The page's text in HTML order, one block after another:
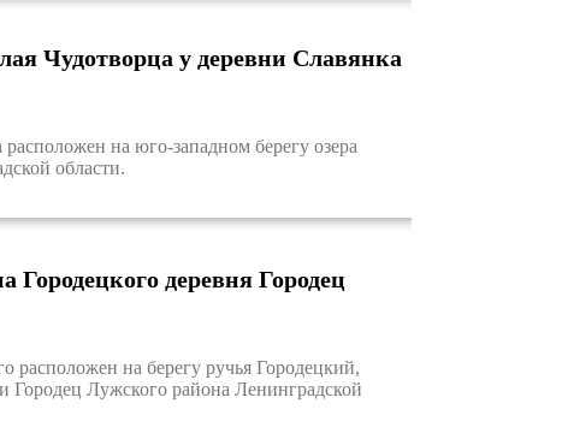
Чудотворца у деревни Славянка
на юго-западном берегу озера
области.
деревня Городец
на берегу ручья Городецкий,
Городец Лужского района Ленинградской